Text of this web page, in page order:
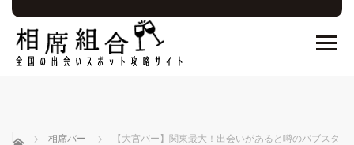
ホーム 相席バー
【大宮バー】関東最大！出会いがあると噂のパブスタ